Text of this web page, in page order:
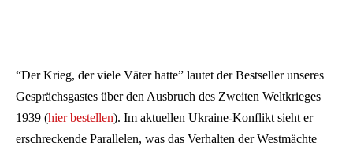
“Der Krieg, der viele Väter hatte” lautet der Bestseller unseres
Gesprächsgastes über den Ausbruch des Zweiten Weltkrieges
1939 (hier bestellen). Im aktuellen Ukraine-Konflikt sieht er
erschreckende Parallelen, was das Verhalten der Westmächte